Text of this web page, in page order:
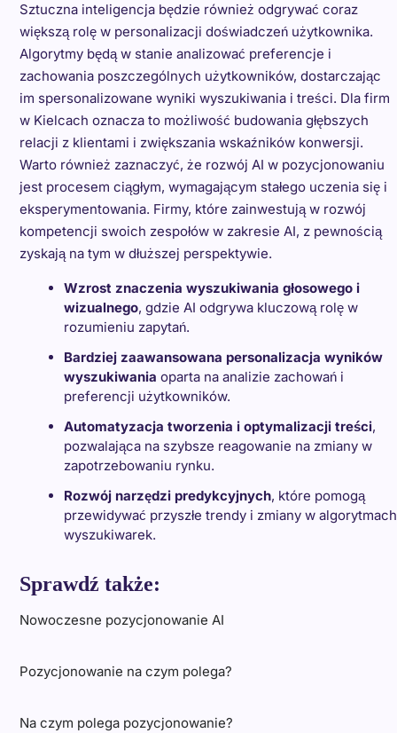
Sztuczna inteligencja będzie również odgrywać coraz
większą rolę w personalizacji doświadczeń użytkownika.
Algorytmy będą w stanie analizować preferencje i
zachowania poszczególnych użytkowników, dostarczając
im spersonalizowane wyniki wyszukiwania i treści. Dla firm
w Kielcach oznacza to możliwość budowania głębszych
relacji z klientami i zwiększania wskaźników konwersji.
Warto również zaznaczyć, że rozwój AI w pozycjonowaniu
jest procesem ciągłym, wymagającym stałego uczenia się i
eksperymentowania. Firmy, które zainwestują w rozwój
kompetencji swoich zespołów w zakresie AI, z pewnością
zyskają na tym w dłuższej perspektywie.
Wzrost znaczenia wyszukiwania głosowego i
wizualnego, gdzie AI odgrywa kluczową rolę w
rozumieniu zapytań.
Bardziej zaawansowana personalizacja wyników
wyszukiwania oparta na analizie zachowań i
preferencji użytkowników.
Automatyzacja tworzenia i optymalizacji treści,
pozwalająca na szybsze reagowanie na zmiany w
zapotrzebowaniu rynku.
Rozwój narzędzi predykcyjnych, które pomogą
przewidywać przyszłe trendy i zmiany w algorytmach
wyszukiwarek.
Sprawdź także:
Nowoczesne pozycjonowanie AI
Pozycjonowanie na czym polega?
Na czym polega pozycjonowanie?